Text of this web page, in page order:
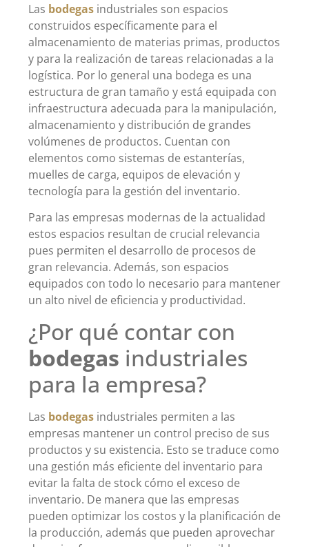
Las bodegas industriales son espacios
construidos específicamente para el
almacenamiento de materias primas, productos
y para la realización de tareas relacionadas a la
logística. Por lo general una bodega es una
estructura de gran tamaño y está equipada con
infraestructura adecuada para la manipulación,
almacenamiento y distribución de grandes
volúmenes de productos. Cuentan con
elementos como sistemas de estanterías,
muelles de carga, equipos de elevación y
tecnología para la gestión del inventario.
Para las empresas modernas de la actualidad
estos espacios resultan de crucial relevancia
pues permiten el desarrollo de procesos de
gran relevancia. Además, son espacios
equipados con todo lo necesario para mantener
un alto nivel de eficiencia y productividad.
¿Por qué contar con
bodegas industriales
para la empresa?
Las bodegas industriales permiten a las
empresas mantener un control preciso de sus
productos y su existencia. Esto se traduce como
una gestión más eficiente del inventario para
evitar la falta de stock cómo el exceso de
inventario. De manera que las empresas
pueden optimizar los costos y la planificación de
la producción, además que pueden aprovechar